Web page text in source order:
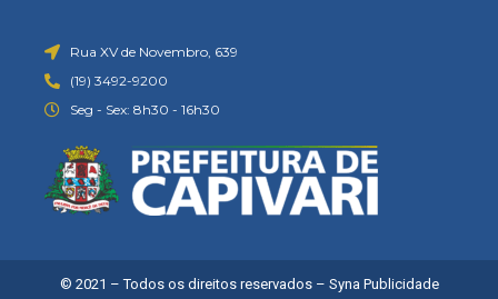
Rua XV de Novembro, 639
(19) 3492-9200
Seg - Sex: 8h30 - 16h30
© 2021 – Todos os direitos reservados – Syna Publicidade